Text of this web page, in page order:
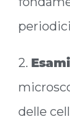
2. Esami
delle